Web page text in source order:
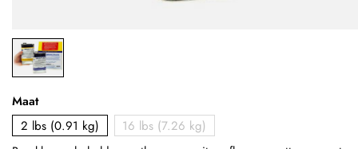
Maat
2 lbs (0.91 kg)
16 lbs (7.26 kg)